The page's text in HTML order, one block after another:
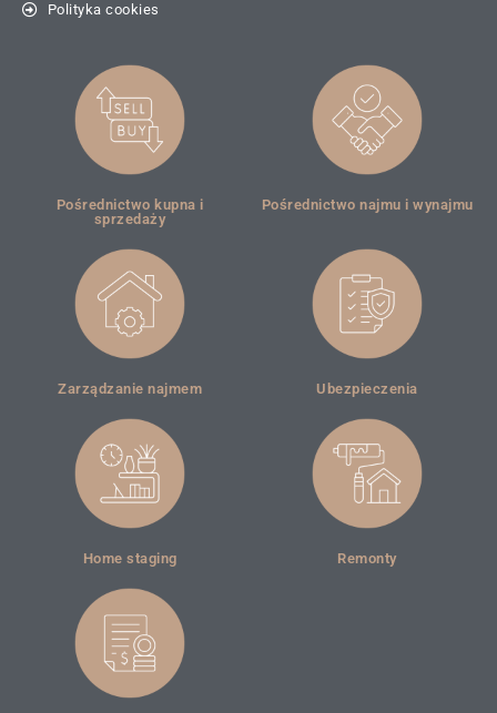
Polityka cookies
Pośrednictwo kupna i
sprzedaży
Pośrednictwo najmu i wynajmu
Zarządzanie najmem Ubezpieczenia
Home staging Remonty